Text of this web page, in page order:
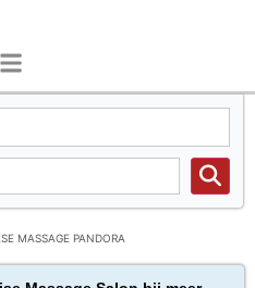
MASSAGE PANDORA